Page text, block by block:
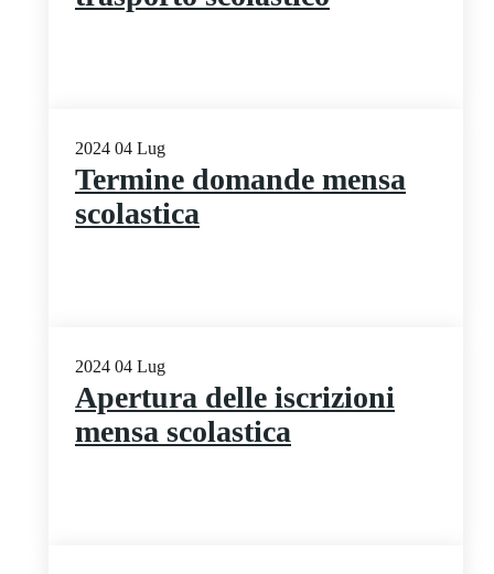
2024 04 Lug
Termine domande mensa
scolastica
2024 04 Lug
Apertura delle iscrizioni
mensa scolastica